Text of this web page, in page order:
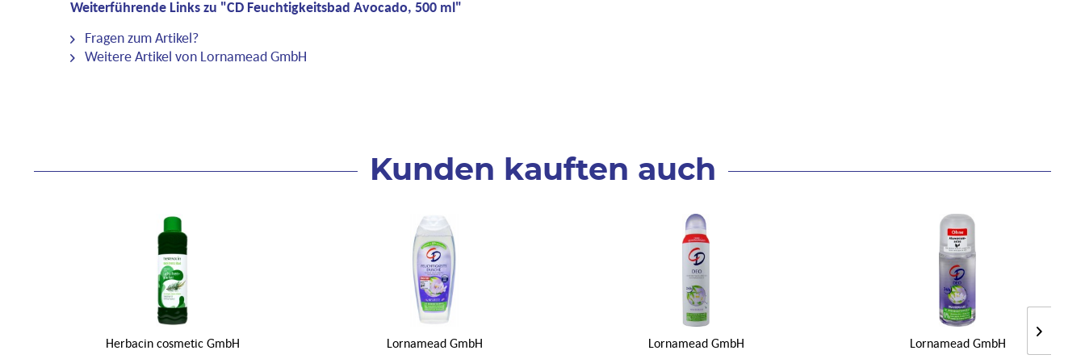
Weiterführende Links zu "CD Feuchtigkeitsbad Avocado, 500 ml"
Fragen zum Artikel?
Weitere Artikel von Lornamead GmbH
Kunden kauften auch
Herbacin cosmetic GmbH Lornamead GmbH Lornamead GmbH Lornamead GmbH